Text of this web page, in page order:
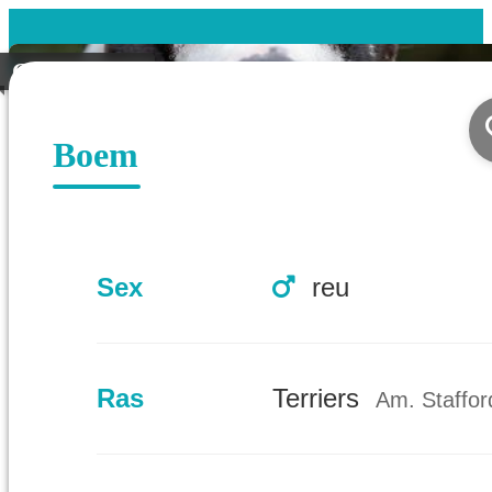
Gereserveerd
Boem
Sex reu
Ras Terriers Am.